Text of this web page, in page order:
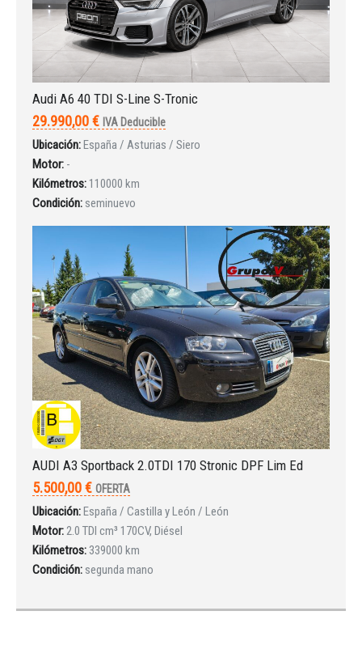
Audi A6 40 TDI S-Line S-Tronic
29.990,00 € IVA Deducible
Ubicación:España / Asturias / Siero
Motor: -
Kilómetros: 110000 km
Condición: seminuevo
AUDI A3 Sportback 2.0TDI 170 Stronic DPF Lim Ed
5.500,00 € OFERTA
Ubicación:España / Castilla y León / León
Motor:2.0 TDI cm³ 170CV, Diésel
Kilómetros: 339000 km
Condición: segunda mano